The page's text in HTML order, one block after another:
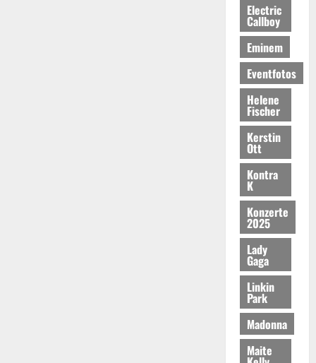
Electric
Callboy
Eminem
Eventfotos
Helene
Fischer
Kerstin
Ott
Kontra
K
Konzerte
2025
Lady
Gaga
Linkin
Park
Madonna
Maite